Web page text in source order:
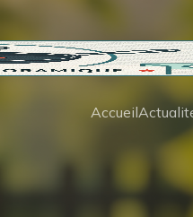
Accueil